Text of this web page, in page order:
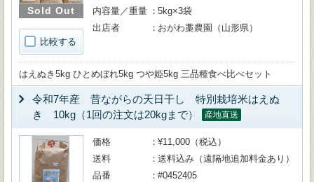
Sold Out
比較する
内容量／重量
5kg×3袋
出店者
おがわ藁農園（山形県）
はえぬき5kg ひとめぼれ5kg つや姫5kg 三品種食べ比べセット
令和7年産 昔ながらの天日干し 特別栽培米はえぬ
き 10kg（1回の注文は20kgまで）
産地直送
価格
¥11,000（税込）
送料
送料込み（遠隔地追加料金あり）
品番
#0452405